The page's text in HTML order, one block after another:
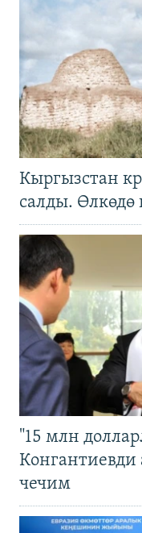
Кыргызстан
салды. Өлкөдө
"15 млн
Конгантиевди
чечим